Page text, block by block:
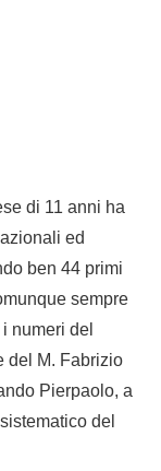
di 11 anni ha
ed
ben 44 primi
sempre
numeri del
del M. Fabrizio
Pierpaolo, a
del